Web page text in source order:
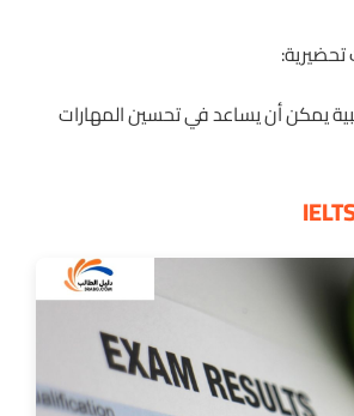
يمكن أن يساعد في تحسين المهارات